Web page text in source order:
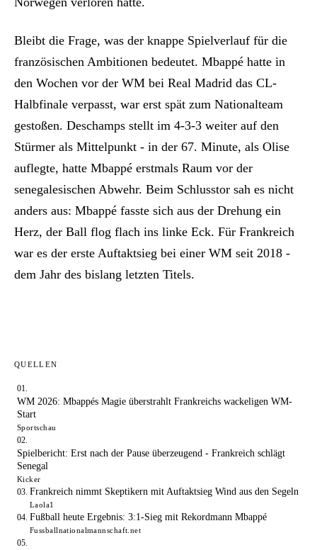
Bleibt die Frage, was der knappe Spielverlauf für die
französischen Ambitionen bedeutet. Mbappé hatte in
den Wochen vor der WM bei Real Madrid das CL-
Halbfinale verpasst, war erst spät zum Nationalteam
gestoßen. Deschamps stellt im 4-3-3 weiter auf den
Stürmer als Mittelpunkt - in der 67. Minute, als Olise
auflegte, hatte Mbappé erstmals Raum vor der
senegalesischen Abwehr. Beim Schlusstor sah es nicht
anders aus: Mbappé fasste sich aus der Drehung ein
Herz, der Ball flog flach ins linke Eck. Für Frankreich
war es der erste Auftaktsieg bei einer WM seit 2018 -
dem Jahr des bislang letzten Titels.
QUELLEN
WM 2026: Mbappés Magie überstrahlt Frankreichs wackeligen WM-
Start
Sportschau
Spielbericht: Erst nach der Pause überzeugend - Frankreich schlägt
Senegal
Kicker
Frankreich nimmt Skeptikern mit Auftaktsieg Wind aus den Segeln
Laola1
Fußball heute Ergebnis: 3:1-Sieg mit Rekordmann Mbappé
Fussballnationalmannschaft.net